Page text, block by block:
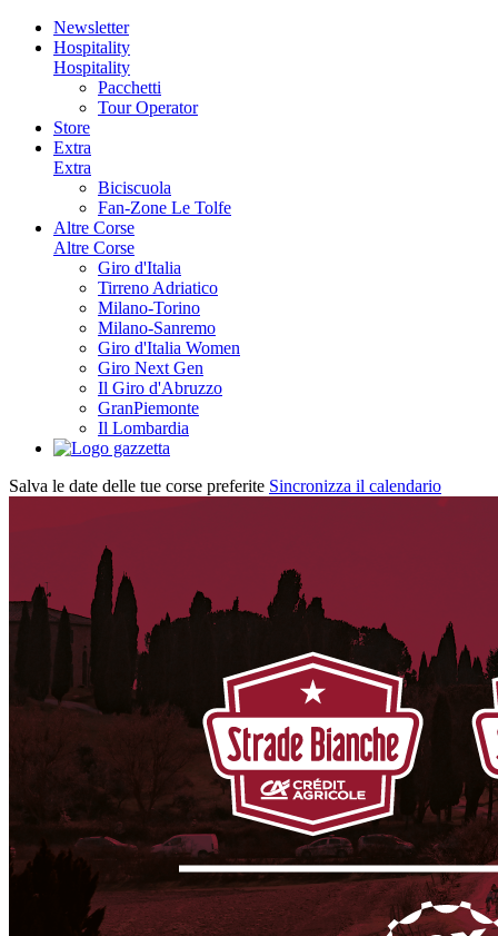
Newsletter
Hospitality
Hospitality
Pacchetti
Tour Operator
Store
Extra
Extra
Biciscuola
Fan-Zone Le Tolfe
Altre Corse
Altre Corse
Giro d'Italia
Tirreno Adriatico
Milano-Torino
Milano-Sanremo
Giro d'Italia Women
Giro Next Gen
Il Giro d'Abruzzo
GranPiemonte
Il Lombardia
Salva le date delle tue corse preferite Sincronizza il calendario